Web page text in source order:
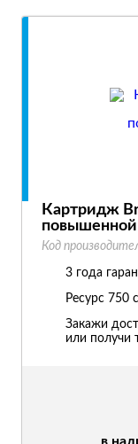
Картридж
Код
3 года
Ресурс 750
Закажи
или получи